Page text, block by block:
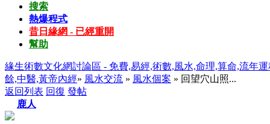
搜索
熱爆程式
昔日緣網 - 已經重開
幫助
緣生術數文化網討論區 - 免費,易經,術數,風水,命理,算命,流年
餘,中醫,黃帝內經» 風水交流 » 風水個案 » 回望穴山照...
返回列表 回復 發帖
鹿人